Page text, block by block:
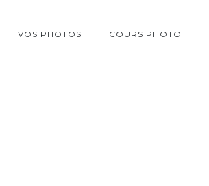
VOS PHOTOS COURS PHOTO